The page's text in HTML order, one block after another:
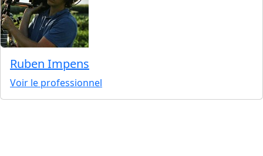
Ruben Impens
Voir le professionnel